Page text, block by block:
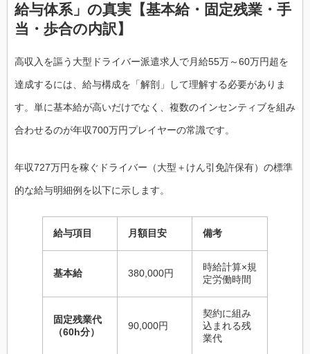
給与体系」の真実【基本給・固定残業・手
当・歩合の内訳】
高収入を謳う大型ドライバー派遣求人で月給55万～60万円超を
達成するには、給与構成を「解剖」して理解する必要がありま
す。単に基本給が高いだけでなく、複数のインセンティブを組み
合わせるのが年収700万円プレイヤーの常識です。
年収727万円を稼ぐドライバー（大型＋けん引免許保有）の標準
的な給与明細例を以下に示します。
給与項目 月額目安 備考
基本給 380,000円
時給計算×規
定労働時間
固定残業代
（60h分）
90,000円
契約に組み
込まれる残
業代